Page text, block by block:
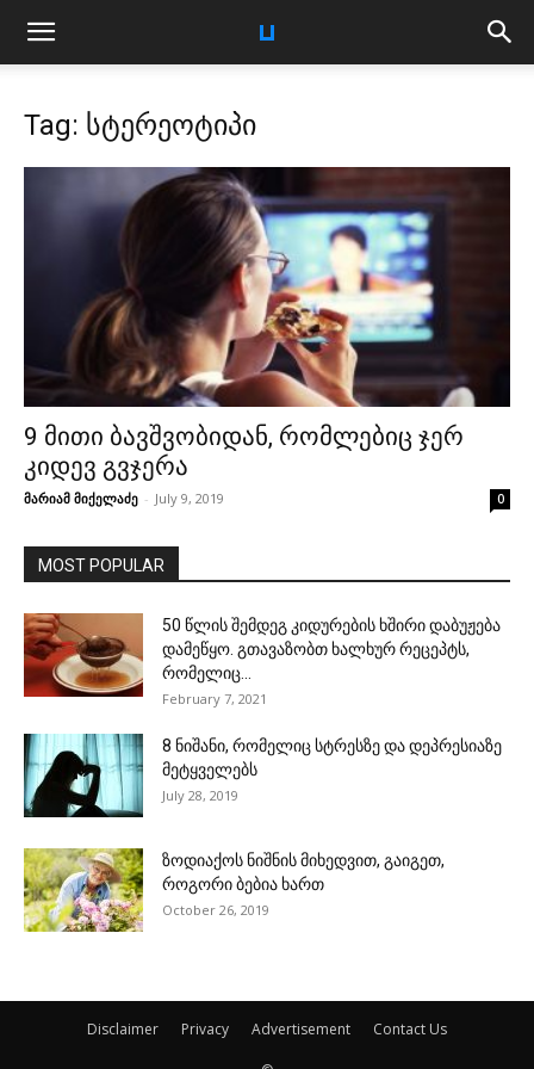
Tag: სტერეოტიპი
9 მითი ბავშვობიდან, რომლებიც ჯერ
კიდევ გვჯერა
მარიამ მიქელაძე - July 9, 2019 0
MOST POPULAR
50 წლის შემდეგ კიდურების ხშირი დაბუჟება
დამეწყო. გთავაზობთ ხალხურ რეცეპტს,
რომელიც...
February 7, 2021
8 ნიშანი, რომელიც სტრესზე და დეპრესიაზე
მეტყველებს
July 28, 2019
ზოდიაქოს ნიშნის მიხედვით, გაიგეთ,
როგორი ბებია ხართ
October 26, 2019
Disclaimer Privacy Advertisement Contact Us